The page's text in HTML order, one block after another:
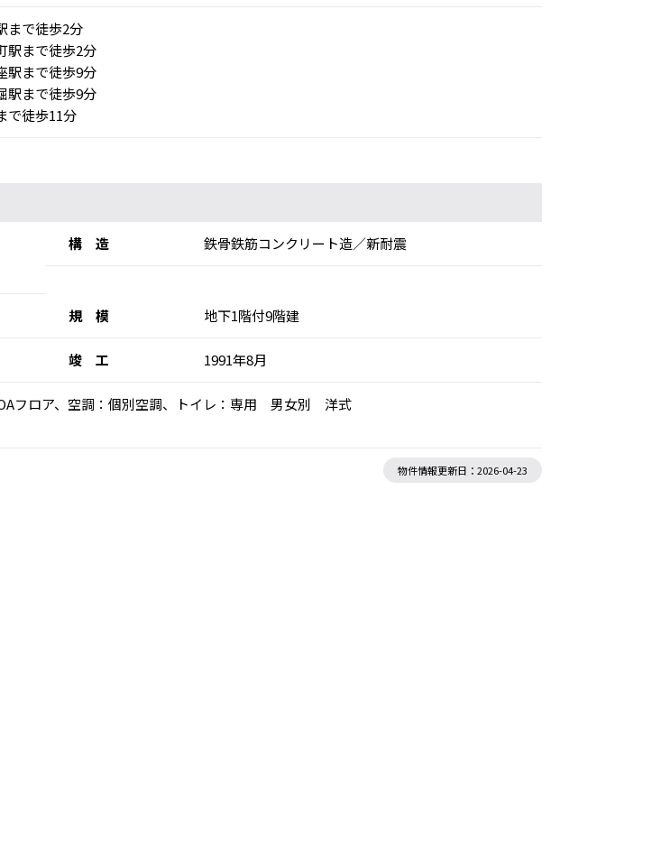
まで徒歩2分
まで徒歩2分
まで徒歩9分
まで徒歩9分
で徒歩11分
構 造 鉄骨鉄筋コンクリート造／新耐震
規 模 地下1階付9階建
竣 工 1991年8月
フロア、空調：個別空調、トイレ：専用 男女別 洋式
物件情報更新日：2026-04-23